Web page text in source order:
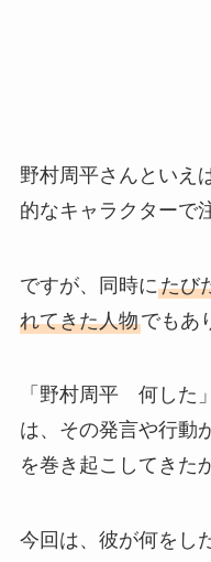
野村周平さんといえ
的なキャラクターで
ですが、同時にたび
れてきた人物でもあ
「野村周平 何した
は、その発言や行動
を巻き起こしてきた
今回は、彼が何をし